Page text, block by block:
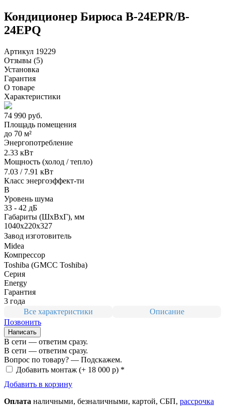
Кондиционер Бирюса B-24EPR/B-
24EPQ
Артикул 19229
Отзывы (5)
Установка
Гарантия
О товаре
Характеристики
74 990 руб.
Площадь помещения
до 70 м²
Энергопотребление
2.33 кВт
Мощность (холод / тепло)
7.03 / 7.91 кВт
Класс энергоэффект-ти
B
Уровень шума
33 - 42 дБ
Габариты (ШxВxГ), мм
1040x220x327
Завод изготовитель
Midea
Компрессор
Toshiba (GMCC Toshiba)
Серия
Energy
Гарантия
3 года
Все характеристики
Описание
Позвонить
Написать
В сети — ответим сразу.
В сети — ответим сразу.
Вопрос по товару? — Подскажем.
Добавить монтаж (+ 18 000 р) *
Добавить в корзину
Оплата наличными, безналичными, картой, СБП, рассрочка